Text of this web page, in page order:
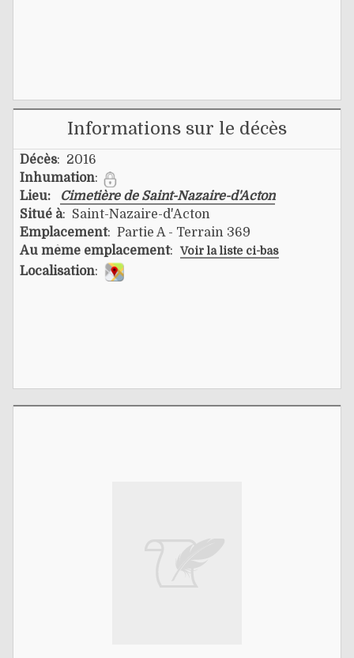
Informations sur le décès
Décès: 2016
Inhumation:
Lieu:
Cimetière de Saint-Nazaire-d'Acton
Situé à: Saint-Nazaire-d'Acton
Emplacement: Partie A - Terrain 369
Au même emplacement: Voir la liste ci-bas
Localisation: